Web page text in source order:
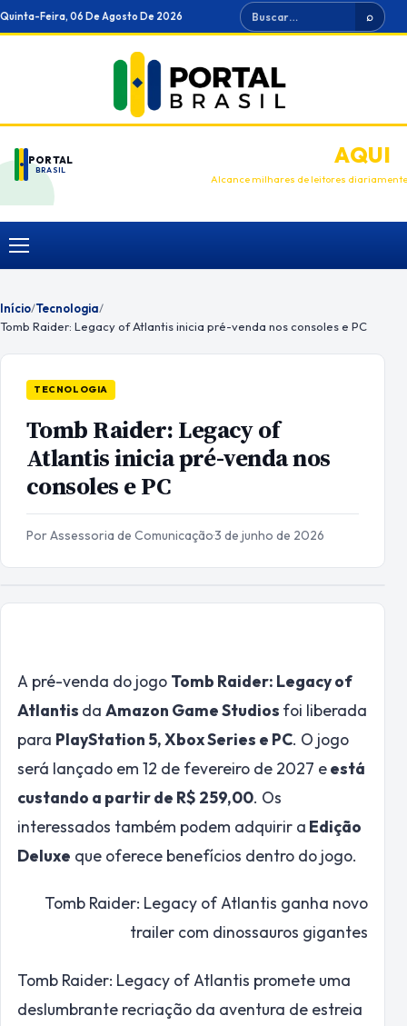
Ir
para
Quinta-Feira, 06 De Agosto De 2026 Buscar ⌕
PORTAL
BRASIL
ANUNCIEAQUI
Alcance milhares de leitores diariamente
Menu
Início/Tecnologia/
Tomb Raider: Legacy of Atlantis inicia pré-venda nos consoles e PC
TECNOLOGIA
Tomb Raider: Legacy of
Atlantis inicia pré-venda nos
consoles e PC
Por Assessoria de Comunicação·3 de junho de 2026
A pré-venda do jogo Tomb Raider: Legacy of
Atlantis da Amazon Game Studios foi liberada
para PlayStation 5, Xbox Series e PC. O jogo
será lançado em 12 de fevereiro de 2027 eestá
custando a partir de R$ 259,00. Os
interessados também podem adquirir a Edição
Deluxe que oferece benefícios dentro do jogo.
Tomb Raider: Legacy of Atlantis ganha novo
trailer com dinossauros gigantes
Tomb Raider: Legacy of Atlantis promete uma
deslumbrante recriação da aventura de estreia